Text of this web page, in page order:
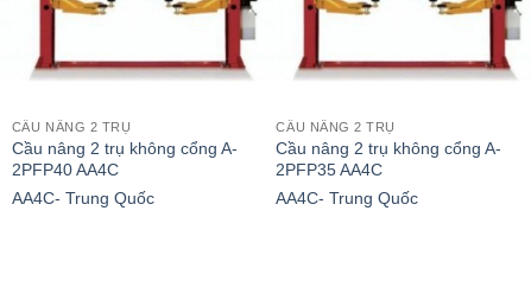
CẦU NÂNG 2 TRỤ
Cầu nâng 2 trụ không cổng A-
2PFP40 AA4C
AA4C- Trung Quốc
CẦU NÂNG 2 TRỤ
Cầu nâng 2 trụ không cổng A-
2PFP35 AA4C
AA4C- Trung Quốc